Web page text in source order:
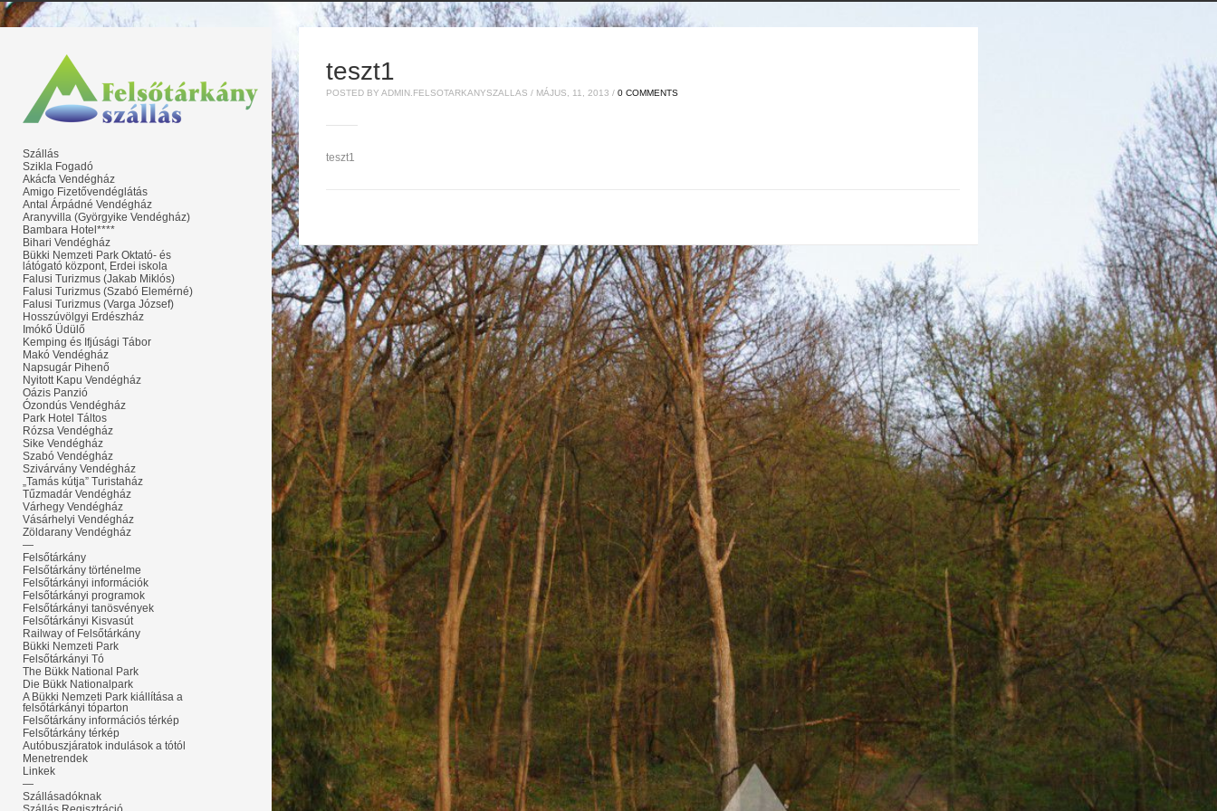
Szállás
Szikla Fogadó
Akácfa Vendégház
Amigo Fizetővendéglátás
Antal Árpádné Vendégház
Aranyvilla (Györgyike Vendégház)
Bambara Hotel****
Bihari Vendégház
Bükki Nemzeti Park Oktató- és
látógató központ, Erdei iskola
Falusi Turizmus (Jakab Miklós)
Falusi Turizmus (Szabó Elemérné)
Falusi Turizmus (Varga József)
Hosszúvölgyi Erdészház
Imókő Üdülő
Kemping és Ifjúsági Tábor
Makó Vendégház
Napsugár Pihenő
Nyitott Kapu Vendégház
Oázis Panzió
Ózondús Vendégház
Park Hotel Táltos
Rózsa Vendégház
Sike Vendégház
Szabó Vendégház
Szivárvány Vendégház
„Tamás kútja” Turistaház
Tűzmadár Vendégház
Várhegy Vendégház
Vásárhelyi Vendégház
Zöldarany Vendégház
—
Felsőtárkány
Felsőtárkány történelme
Felsőtárkányi információk
Felsőtárkányi programok
Felsőtárkányi tanösvények
Felsőtárkányi Kisvasút
Railway of Felsőtárkány
Bükki Nemzeti Park
Felsőtárkányi Tó
The Bükk National Park
Die Bükk Nationalpark
A Bükki Nemzeti Park kiállítása a
felsőtárkányi tóparton
Felsőtárkány információs térkép
Felsőtárkány térkép
Autóbuszjáratok indulások a tótól
Menetrendek
Linkek
—
Szállásadóknak
teszt1
POSTED BY ADMIN.FELSOTARKANYSZALLAS / MÁJUS, 11, 2013 / 0 COMMENTS
teszt1